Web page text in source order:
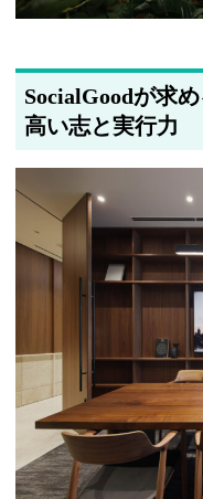
SocialGoodが求
高い志と実行力